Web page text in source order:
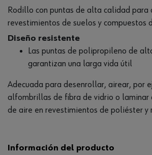
Rodillo con puntas de alta calidad para
revestimientos de suelos y compuestos
Diseño resistente
Las puntas de polipropileno de
garantizan una larga vida útil
Adecuada para desenrollar, airear, por
alfombrillas de fibra de vidrio o laminar
de aire en revestimientos de poliéster y
Información del producto